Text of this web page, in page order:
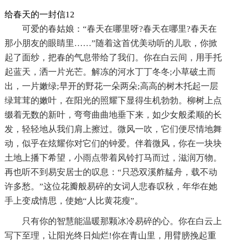
给春天的一封信12
可爱的春姑娘：“春天在哪里呀?春天在哪里?春天在
那小朋友的眼睛里……”随着这首优美动听的儿歌，你掀
起了面纱，把春的气息带给了我们。你在白云间，用手托
起蓝天，洒一片光芒。解冻的河水丁丁冬冬;小草破土而
出，一片嫩绿;早开的野花一朵两朵;高高的树木托起一层
绿茸茸的嫩叶，在阳光的照耀下显得生机勃勃。柳树上点
缀着无数的新叶，弯弯曲曲地垂下来，如少女般柔顺的长
发，轻轻地从我们肩上擦过。微风一吹，它们便尽情地舞
动，似乎在炫耀你对它们的钟爱。伴着微风，你在一块块
土地上播下希望，小雨点带着风铃打马而过，滋润万物。
再也听不到易安居士的叹息：“只恐双溪舴艋舟，载不动
许多愁。”这位花瓣般易碎的女词人悲春叹秋，年华在她
手上变成情思，使她“人比黄花瘦”。
只有你的智慧能温暖那颗冰冷易碎的心。你在白云上
写下至理，让阳光终日灿烂!你在青山里，用臂膀挽起重